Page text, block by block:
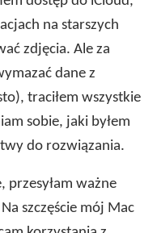
na starszych
zdjęcia. Ale za
dane z
traciłem wszystkie
sobie, jaki byłem
do rozwiązania.
przesyłam ważne
szczęście mój Mac